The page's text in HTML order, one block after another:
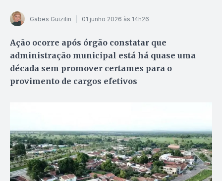
Gabes Guizilin 01 junho 2026 às 14h26
Ação ocorre após órgão constatar que
administração municipal está há quase uma
década sem promover certames para o
provimento de cargos efetivos